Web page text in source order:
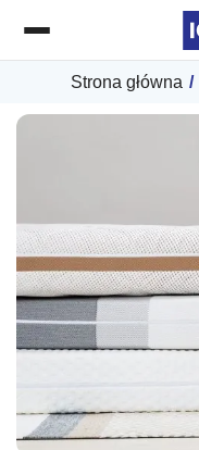
Strona główna /